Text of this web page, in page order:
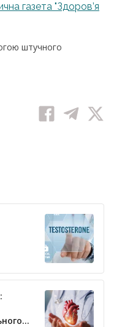
газета "Здоров’я
штучного